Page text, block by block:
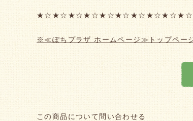
※≪ぽちプラザ ホームページ≫トップペー
この商品について問い合わせる